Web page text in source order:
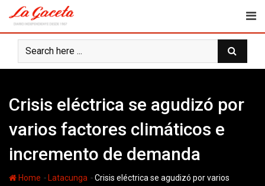
content
Crisis eléctrica se agudizó por
varios factores climáticos e
incremento de demanda
Home - Latacunga -Crisis eléctrica se agudizó por varios